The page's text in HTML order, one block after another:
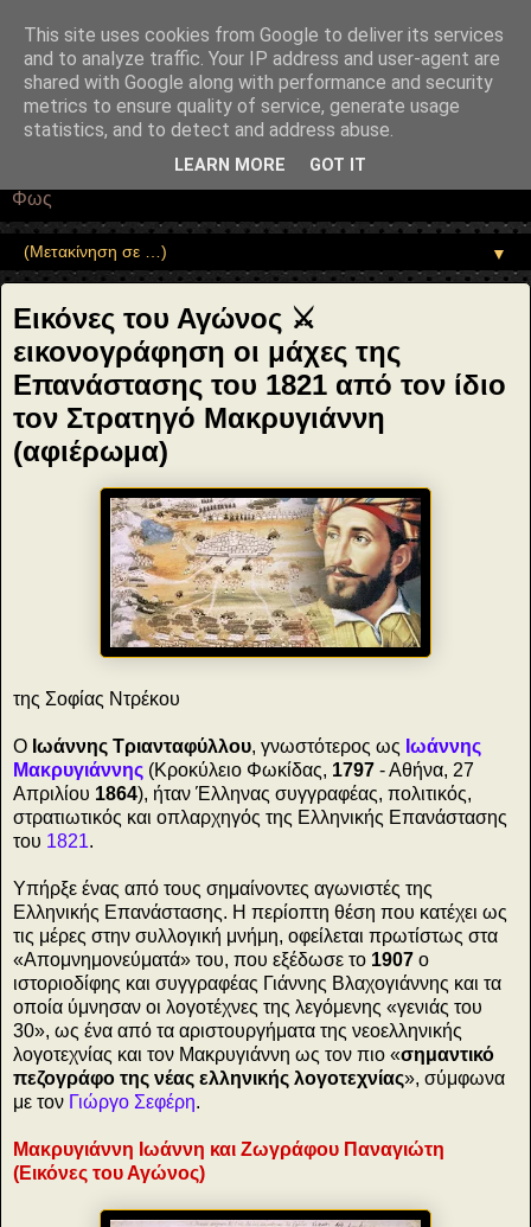
"potentialAction": { "@type": "ReadAction", "target":
"https://www.sophia-ntrekou.gr/2021/03/ikonografisi-epanastasi-1821-
makrygiannis.html" } }
Αέναη επΑνάσταση
• Επιστήμη • Ψυχολογία • Λογοτεχνία • Τέχνες • Θεολογία •
Φιλοσοφία • Στοχασμοί... για τη μνήμη, τον άνθρωπο και το
Φως
▼
Εικόνες του Αγώνος ⚔
εικονογράφηση οι μάχες της
Επανάστασης του 1821 από τον ίδιο
τον Στρατηγό Μακρυγιάννη
(αφιέρωμα)
της Σοφίας Ντρέκου
Ο Ιωάννης Τριανταφύλλου, γνωστότερος ως Ιωάννης
Μακρυγιάννης (Κροκύλειο Φωκίδας, 1797 - Αθήνα, 27
Απριλίου 1864), ήταν Έλληνας συγγραφέας, πολιτικός,
στρατιωτικός και οπλαρχηγός της Ελληνικής Επανάστασης
του 1821.
Υπήρξε ένας από τους σημαίνοντες αγωνιστές της
Ελληνικής Επανάστασης. Η περίοπτη θέση που κατέχει ως
τις μέρες στην συλλογική μνήμη, οφείλεται πρωτίστως στα
«Απομνημονεύματά» του, που εξέδωσε το 1907 ο
ιστοριοδίφης και συγγραφέας Γιάννης Βλαχογιάννης και τα
οποία ύμνησαν οι λογοτέχνες της λεγόμενης «γενιάς του
30», ως ένα από τα αριστουργήματα της νεοελληνικής
λογοτεχνίας και τον Μακρυγιάννη ως τον πιο «σημαντικό
πεζογράφο της νέας ελληνικής λογοτεχνίας», σύμφωνα
με τον Γιώργο Σεφέρη.
Μακρυγιάννη Ιωάννη και Ζωγράφου Παναγιώτη
(Εικόνες του Αγώνος)
This site uses cookies from Google to deliver its services
and to analyze traffic. Your IP address and user-agent are
shared with Google along with performance and security
metrics to ensure quality of service, generate usage
statistics, and to detect and address abuse.
LEARN MORE GOT IT